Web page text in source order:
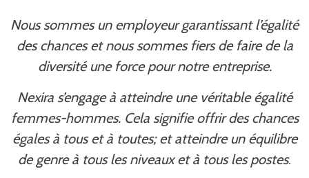
Nous sommes un employeur garantissant l’égalité
des chances et nous sommes fiers de faire de la
diversité une force pour notre entreprise.
Nexira s’engage à atteindre une véritable égalité
femmes-hommes. Cela signifie offrir des chances
égales à tous et à toutes; et atteindre un équilibre
de genre à tous les niveaux et à tous les postes.